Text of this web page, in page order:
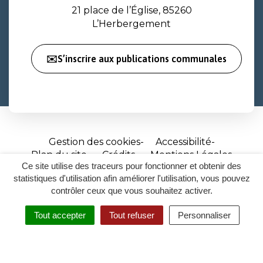
Ce site utilise des traceurs pour fonctionner et obtenir des
statistiques d'utilisation afin améliorer l'utilisation, vous pouvez
contrôler ceux que vous souhaitez activer.
Tout accepter Tout refuser Personnaliser
RECHERCHER
ACCESSIBILITÉ
21 place de l’Église, 85260
L’Herbergement
✉️S’inscrire aux publications communales
Gestion des cookies
Accessibilité
Plan du site
Crédits
Mentions Légales
Site
réalisé
par
Inovagora